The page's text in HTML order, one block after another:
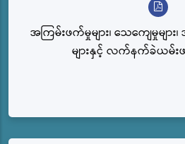
အကြမ်းဖက်မှုများ၊ သေကျေမှုမျာ
များနှင့် လက်နက်ခဲယမ်းဖ